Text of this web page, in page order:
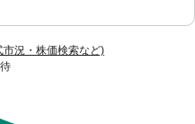
況・株価検索など)